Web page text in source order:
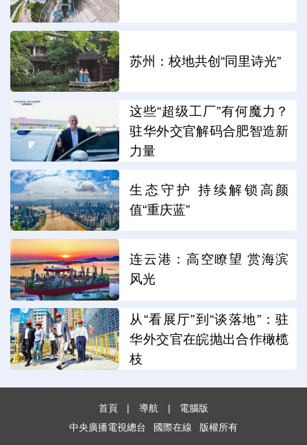
苏州：校地共创“同里诗光”
这些“超级工厂”有何魔力？
驻华外交官解码合肥智造新
力量
生态守护 持续解锁高颜
值“重庆蓝”
连云港：高空瞭望 赏海滨
风光
从“看展厅”到“谈落地”：驻
华外交官在皖抛出合作橄榄
枝
首頁 | 導航 |
電腦版
中央廣播電視總台
國際在線 版權所有